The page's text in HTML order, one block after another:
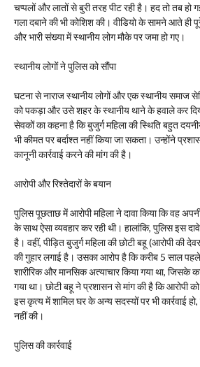
चप्पलों और लातों से बुरी तरह पीट रही है। हद तो तब हो
गला दबाने की भी कोशिश की। वीडियो के सामने आते
और भारी संख्या में स्थानीय लोग मौके पर जमा हो गए।
​स्थानीय लोगों ने पुलिस को सौंपा
घटना से नाराज स्थानीय लोगों और एक स्थानीय समाज
को पकड़ा और उसे शहर के स्थानीय थाने के हवाले कर
सेवकों का कहना है कि बुजुर्ग महिला की स्थिति बहुत
भी कीमत पर बर्दाश्त नहीं किया जा सकता। उन्होंने
कानूनी कार्रवाई करने की मांग की है।
​आरोपी और रिश्तेदारों के बयान
पुलिस पूछताछ में आरोपी महिला ने दावा किया कि वह
के साथ ऐसा व्यवहार कर रही थी। हालांकि, पुलिस इस
है। वहीं, पीड़ित बुजुर्ग महिला की छोटी बहू (आरोपी की
की गुहार लगाई है। उसका आरोप है कि करीब 5 साल
शारीरिक और मानसिक अत्याचार किया गया था, जिसके
गया था। छोटी बहू ने प्रशासन से मांग की है कि आरोपी
इस कृत्य में शामिल घर के अन्य सदस्यों पर भी कार्रवाई
नहीं की।
​पुलिस की कार्रवाई